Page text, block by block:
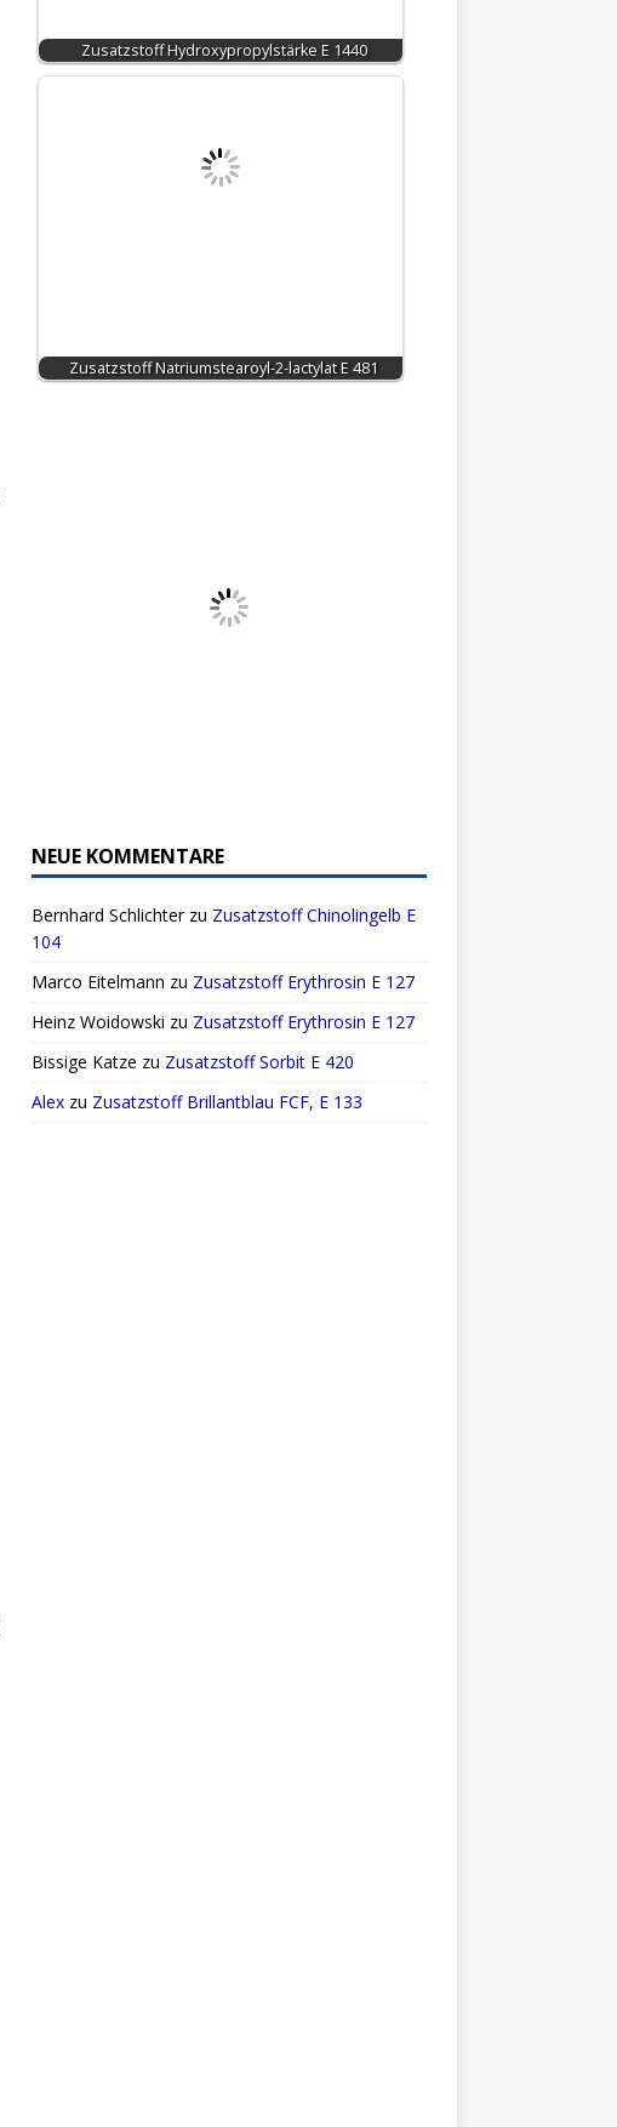
Zusatzstoff Hydroxypropylstärke E 1440
Zusatzstoff Natriumstearoyl-2-lactylat E 481
NEUE KOMMENTARE
Bernhard Schlichterzu Zusatzstoff Chinolingelb E
104
Marco Eitelmann zu Zusatzstoff Erythrosin E 127
Heinz Woidowski zu Zusatzstoff Erythrosin E 127
Bissige Katze zu Zusatzstoff Sorbit E 420
Alexzu Zusatzstoff Brillantblau FCF, E 133